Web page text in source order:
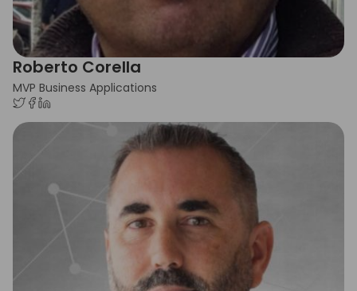
Roberto Corella
MVP Business Applications